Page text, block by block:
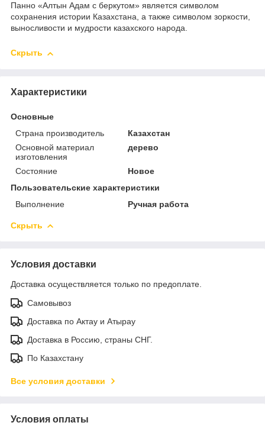
Панно «Алтын Адам с беркутом» является символом
сохранения истории Казахстана, а также символом зоркости,
выносливости и мудрости казахского народа.
Скрыть
Характеристики
Основные
Страна производитель
Казахстан
Основной материал
изготовления
дерево
Состояние
Новое
Пользовательские характеристики
Выполнение
Ручная работа
Скрыть
Условия доставки
Доставка осуществляется только по предоплате.
Самовывоз
Доставка по Актау и Атырау
Доставка в Россию, страны СНГ.
По Казахстану
Все условия доставки
Условия оплаты